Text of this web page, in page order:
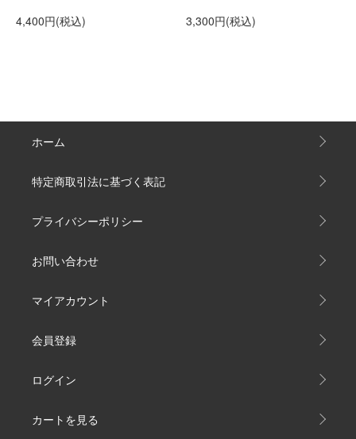
4,400円(税込)
3,300円(税込)
ホーム
特定商取引法に基づく表記
プライバシーポリシー
お問い合わせ
マイアカウント
会員登録
ログイン
カートを見る